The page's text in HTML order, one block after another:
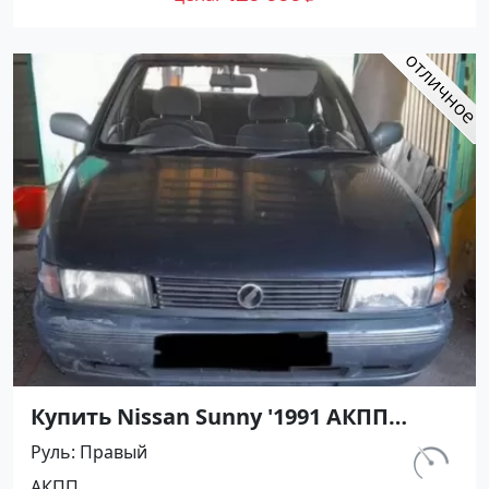
Купить Nissan Sunny '1991 АКПП
(1400/75 л.с.) Бензин инжектор
Кореновск цвет Серый Седан по
км.
Руль Правый